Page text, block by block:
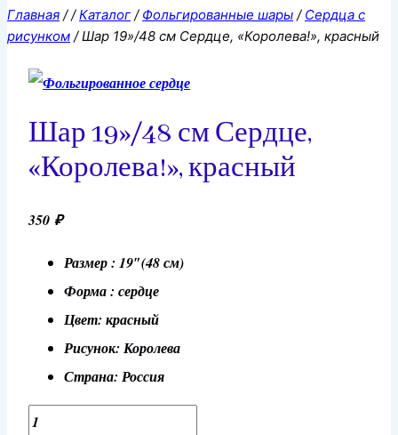
Главная / / Каталог / Фольгированные шары / Сердца с
рисунком / Шар 19»/48 см Сердце, «Королева!», красный
Шар 19»/48 см Сердце,
«Королева!», красный
350 ₽
Размер : 19″(48 см)
Форма : сердце
Цвет: красный
Рисунок: Королева
Страна: Россия
Количество